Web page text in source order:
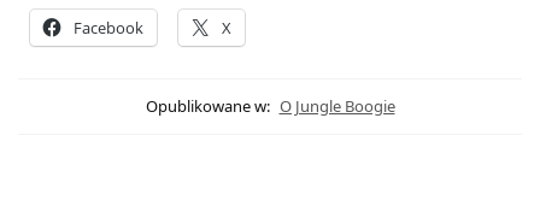
Facebook X
Opublikowane w: O Jungle Boogie